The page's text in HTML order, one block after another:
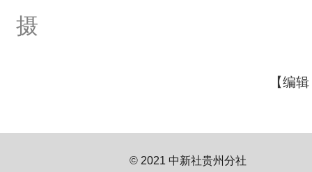
摄
【编
© 2021 中新社贵州分社